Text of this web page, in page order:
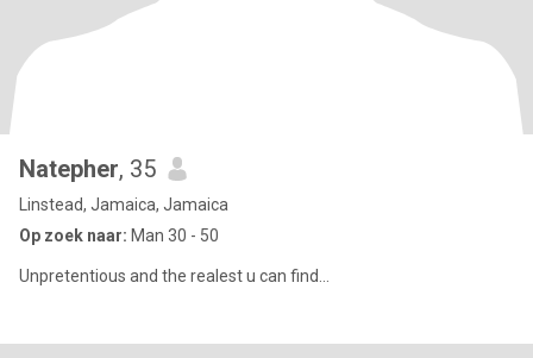
Natepher, 35
Linstead, Jamaica, Jamaica
Op zoek naar: Man 30 - 50
Unpretentious and the realest u can find...